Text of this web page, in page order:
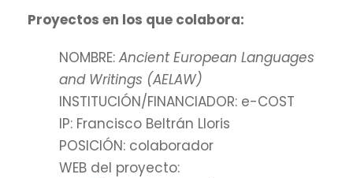
Proyectos en los que colabora:
NOMBRE: Ancient European Languages
and Writings (AELAW)
INSTITUCIÓN/FINANCIADOR: e-COST
IP: Francisco Beltrán Lloris
POSICIÓN: colaborador
WEB del proyecto: